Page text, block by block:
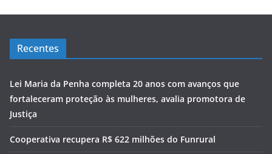
Recentes
Lei Maria da Penha completa 20 anos com avanços que
fortaleceram proteção às mulheres, avalia promotora de
Justiça
Cooperativa recupera R$ 622 milhões do Funrural